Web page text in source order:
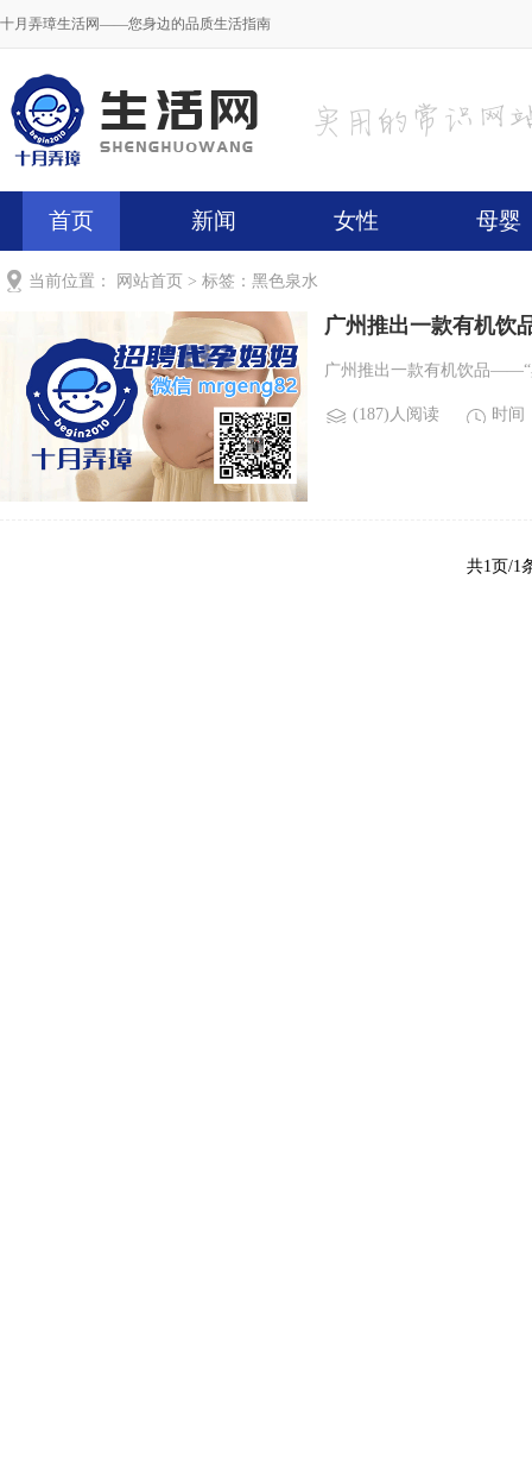
十月弄璋生活网——您身边的品质生活指南
首页 新闻 女性 母婴
当前位置： 网站首页 > 标签：黑色泉水
广州推出一款有机饮
广州推出一款有机饮品——“
(187)人阅读 时间
共1页/1